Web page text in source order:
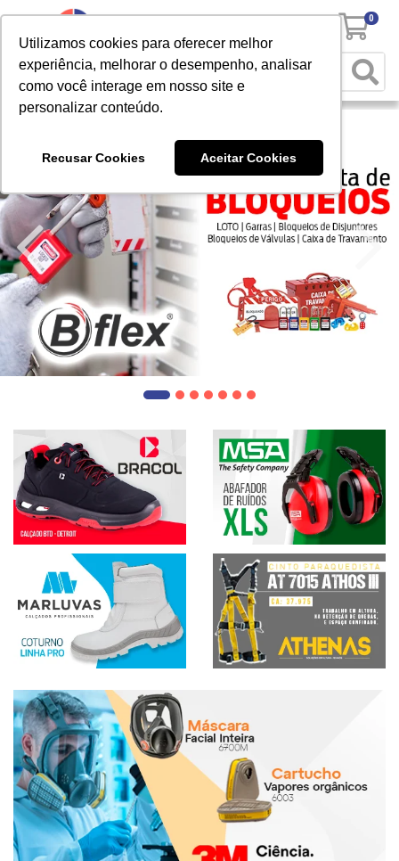
Utilizamos cookies para oferecer melhor
experiência, melhorar o desempenho, analisar
como você interage em nosso site e
personalizar conteúdo.
Recusar Cookies Aceitar Cookies
0